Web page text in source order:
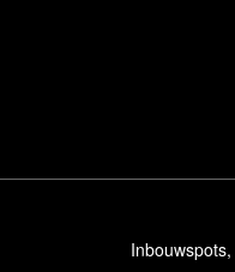
Inbouwspots,